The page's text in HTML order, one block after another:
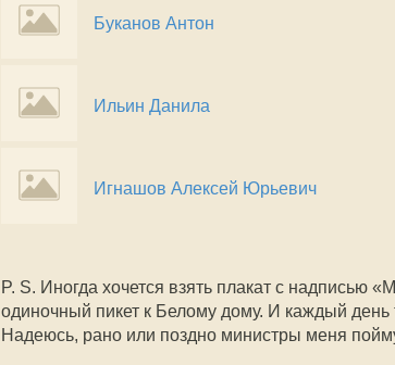
Буканов Антон
Ильин Данила
Игнашов Алексей Юрьевич
P. S. Иногда хочется взять плакат с надписью
одиночный пикет к Белому дому. И каждый день
Надеюсь, рано или поздно министры меня